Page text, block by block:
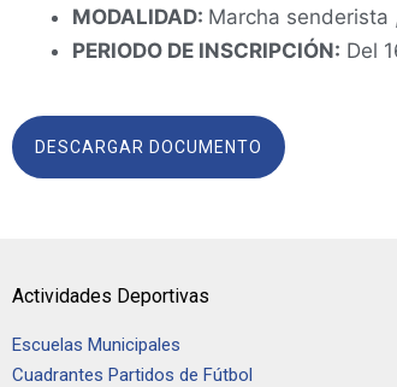
MODALIDAD: Marcha senderista
PERIODO DE INSCRIPCIÓN: Del
DESCARGAR DOCUMENTO
Actividades Deportivas
Escuelas Municipales
Cuadrantes Partidos de Fútbol